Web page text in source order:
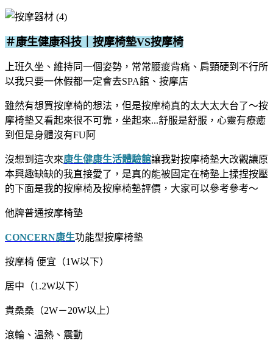
＃康生健康科技｜按摩椅墊VS按摩椅
上班久坐、維持同一個姿勢，常常腰痠背痛、肩頸硬到不行所
以我只要一休假都一定會去SPA館、按摩店
雖然有想買按摩椅的想法，但是按摩椅真的太大太大台了～按
摩椅墊又看起來很不可靠，坐起來...舒服是舒服，心靈有療癒
到但是身體沒有FU阿
沒想到這次來康生健康生活體驗館讓我對按摩椅墊大改觀讓原
本興趣缺缺的我直接愛了，是真的能被固定在椅墊上揉捏按壓
的下面是我的按摩椅及按摩椅墊評價，大家可以參考參考～
他牌普通按摩椅墊
CONCERN康生功能型按摩椅墊
按摩椅 便宜（1W以下）
居中（1.2W以下）
貴桑桑（2W－20W以上）
滾輪、溫熱、震動